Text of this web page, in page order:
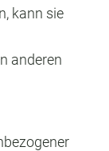
kann sie
anderen